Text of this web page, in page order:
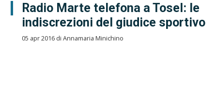
Radio Marte telefona a Tosel: le
indiscrezioni del giudice sportivo
05 apr 2016 di Annamaria Minichino